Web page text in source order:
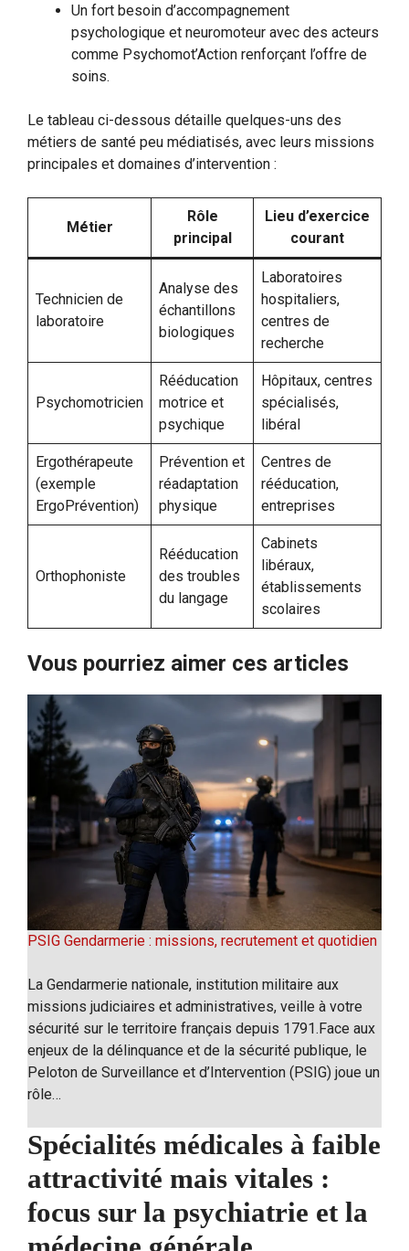
Un fort besoin d’accompagnement
psychologique et neuromoteur avec des acteurs
comme Psychomot’Action renforçant l’offre de
soins.
Le tableau ci-dessous détaille quelques-uns des
métiers de santé peu médiatisés, avec leurs missions
principales et domaines d’intervention :
Métier
Rôle
principal
Lieu d’exercice
courant
Technicien de
laboratoire
Analyse des
échantillons
biologiques
Laboratoires
hospitaliers,
centres de
recherche
Psychomotricien
Rééducation
motrice et
psychique
Hôpitaux, centres
spécialisés,
libéral
Ergothérapeute
(exemple
ErgoPrévention)
Prévention et
réadaptation
physique
Centres de
rééducation,
entreprises
Orthophoniste
Rééducation
des troubles
du langage
Cabinets
libéraux,
établissements
scolaires
Vous pourriez aimer ces articles
PSIG Gendarmerie : missions, recrutement et quotidien
La Gendarmerie nationale, institution militaire aux
missions judiciaires et administratives, veille à votre
sécurité sur le territoire français depuis 1791.Face aux
enjeux de la délinquance et de la sécurité publique, le
Peloton de Surveillance et d’Intervention (PSIG) joue un
rôle…
Spécialités médicales à faible
attractivité mais vitales :
focus sur la psychiatrie et la